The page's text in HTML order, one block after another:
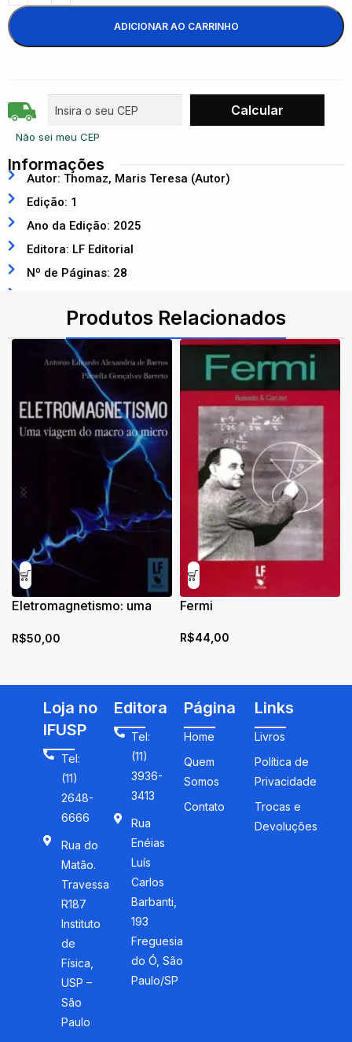
ADICIONAR AO CARRINHO
Não sei meu CEP
Informações
Autor: Thomaz, Maris Teresa (Autor)
Edição: 1
Ano da Edição: 2025
Editora: LF Editorial
Nº de Páginas: 28
Produtos Relacionados
Eletromagnetismo: uma
R$50,00
Fermi
R$44,00
Loja no
IFUSP
Tel:
(11)
2648-
6666
Rua do
Matão.
Travessa
R187
Instituto
de
Física,
USP –
São
Paulo
Editora
Tel:
(11)
3936-
3413
Rua
Enéias
Luís
Carlos
Barbanti,
193
Freguesia
do Ó, São
Paulo/SP
Página
Home
Quem
Somos
Contato
Links
Livros
Política de
Privacidade
Trocas e
Devoluções